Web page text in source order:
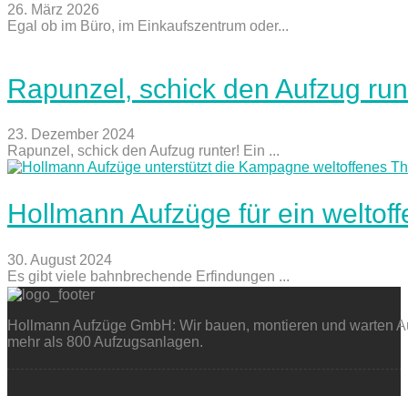
26. März 2026
Egal ob im Büro, im Einkaufszentrum oder...
Rapunzel, schick den Aufzug
23. Dezember 2024
Rapunzel, schick den Aufzug runter! Ein ...
Hollmann Aufzüge für ein
30. August 2024
Es gibt viele bahnbrechende Erfindungen ...
Hollmann Aufzüge GmbH: Wir bauen, montieren und warten
mehr als 800 Aufzugsanlagen.